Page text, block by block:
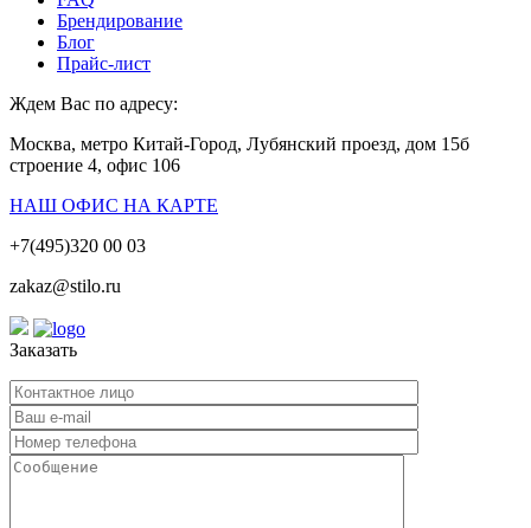
Брендирование
Блог
Прайс-лист
Ждем Вас по адресу:
Москва, метро Китай-Город, Лубянский проезд, дом 15б
строение 4, офис 106
НАШ ОФИС НА КАРТЕ
+7(495)320 00 03
zakaz@stilo.ru
Заказать